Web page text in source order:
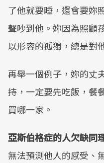
了他就要睡，還會要妳
聲吵到他。妳因為照顧
以形容的孤獨，總是對
再舉一個例子，妳的丈
持，一定要先吃飯，餐
買哪一家。
亞斯伯格症的人欠缺同
無法預測他人的感受、